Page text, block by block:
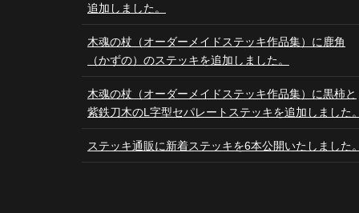
追加しました。
木魂の杖（オーダーメイドステッキ作品集）に鹿角
（かずの）のステッキを追加しました。
木魂の杖（オーダーメイドステッキ作品集）に黒柿と
紫鉄刀木のL字型セパレートステッキを追加しました
ステッキ通販に新着ステッキを6本公開いたしました